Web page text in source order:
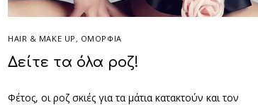
HAIR & MAKE UP , ΟΜΟΡΦΙΑ
Δείτε τα όλα ροζ!
Φέτος, οι ροζ σκιές για τα μάτια κατακτούν και τον